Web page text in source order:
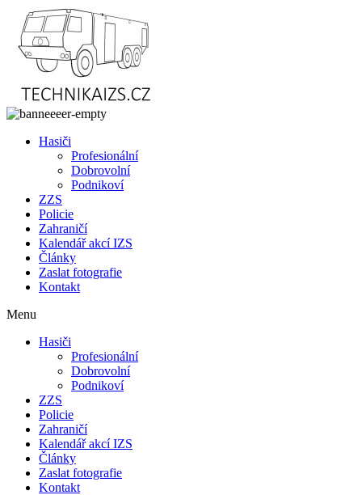
Přejít
obsahu
Hasiči
Profesionální
Dobrovolní
Podnikoví
ZZS
Policie
Zahraničí
Kalendář akcí IZS
Články
Zaslat fotografie
Kontakt
Menu
Hasiči
Profesionální
Dobrovolní
Podnikoví
ZZS
Policie
Zahraničí
Kalendář akcí IZS
Články
Zaslat fotografie
Kontakt